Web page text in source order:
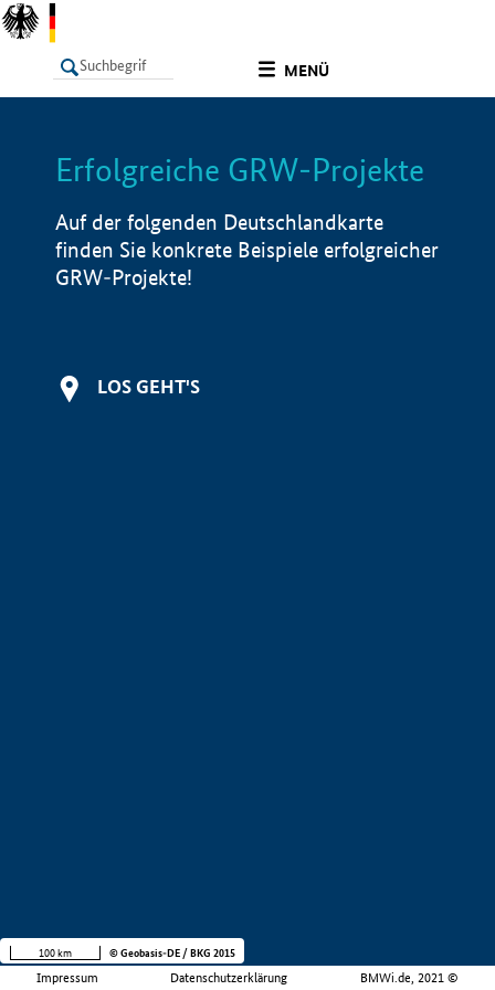
MENÜ
LISTE Info
Erfolgreiche GRW-Projekte
Auf der folgenden Deutschlandkarte
finden Sie konkrete Beispiele erfolgreicher
GRW-Projekte!
LOS GEHT'S
Impressum Datenschutzerklärung BMWi.de, 2021 ©
100 km © Geobasis-DE / BKG 2015